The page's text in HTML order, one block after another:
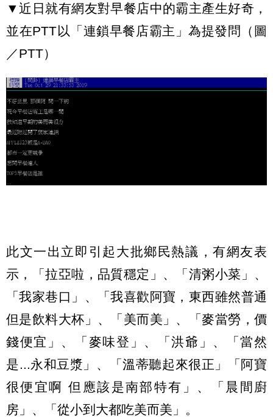
▼近日就有網友對早餐店中的霸主產生好奇，
並在PTT以「連鎖早餐店霸主」為提發問
（圖
／PTT）
此文一出立即引起大批鄉民熱議，有網友表
示，「拉亞啦，品質穩定」、「清粥小菜」、
「我家巷口」、「我喜歡阿寶，東西雖然普通
但是飲料大杯」、「美而美」、「麥當勞，價
錢便宜」、「麥味登」、「洪爺」、「當然
是...永和豆漿」、「溫蒂聽起來很正」「阿寶
很便宜啊 但應該是南部特有」、「晨間廚
房」、「從小到大都吃美而美」。